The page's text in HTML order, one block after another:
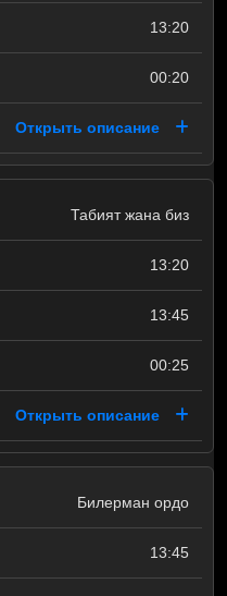
13:20
00:20
Открыть описание
Табият жана биз
13:20
13:45
00:25
Открыть описание
Билерман ордо
13:45